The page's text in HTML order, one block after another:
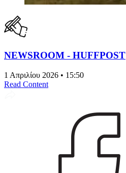
NEWSROOM - HUFFPOST
1 Απριλίου 2026 • 15:50
Read Content